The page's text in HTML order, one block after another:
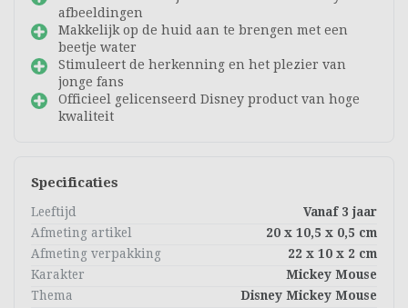
afbeeldingen
Makkelijk op de huid aan te brengen met een
beetje water
Stimuleert de herkenning en het plezier van
jonge fans
Officieel gelicenseerd Disney product van hoge
kwaliteit
Specificaties
Leeftijd
Vanaf 3 jaar
Afmeting artikel
20 x 10,5 x 0,5 cm
Afmeting verpakking
22 x 10 x 2 cm
Karakter
Mickey Mouse
Thema
Disney Mickey Mouse